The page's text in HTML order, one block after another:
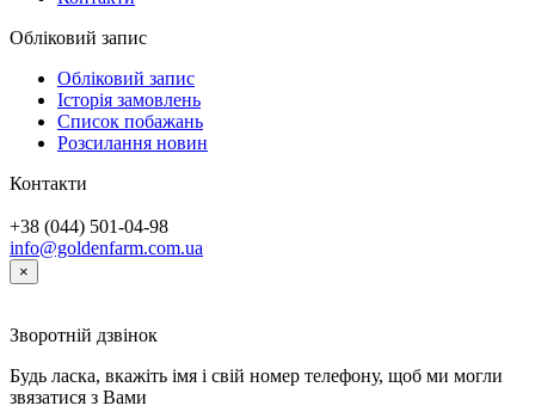
Обліковий запис
Обліковий запис
Історія замовлень
Список побажань
Розсилання новин
Контакти
+38 (044) 501-04-98
info@goldenfarm.com.ua
×
Зворотній дзвінок
Будь ласка, вкажіть імя і свій номер телефону, щоб ми могли
звязатися з Вами